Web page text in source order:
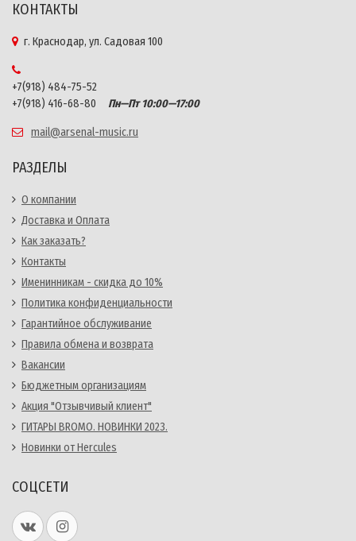
КОНТАКТЫ
г. Краснодар, ул. Садовая 100
+7(918) 484-75-52
+7(918) 416-68-80
Пн—Пт 10:00—17:00
mail@arsenal-music.ru
РАЗДЕЛЫ
О компании
Доставка и Оплата
Как заказать?
Контакты
Именинникам - скидка до 10%
Политика конфиденциальности
Гарантийное обслуживание
Правила обмена и возврата
Вакансии
Бюджетным организациям
Акция "Отзывчивый клиент"
ГИТАРЫ BROMO. НОВИНКИ 2023.
Новинки от Hercules
СОЦСЕТИ